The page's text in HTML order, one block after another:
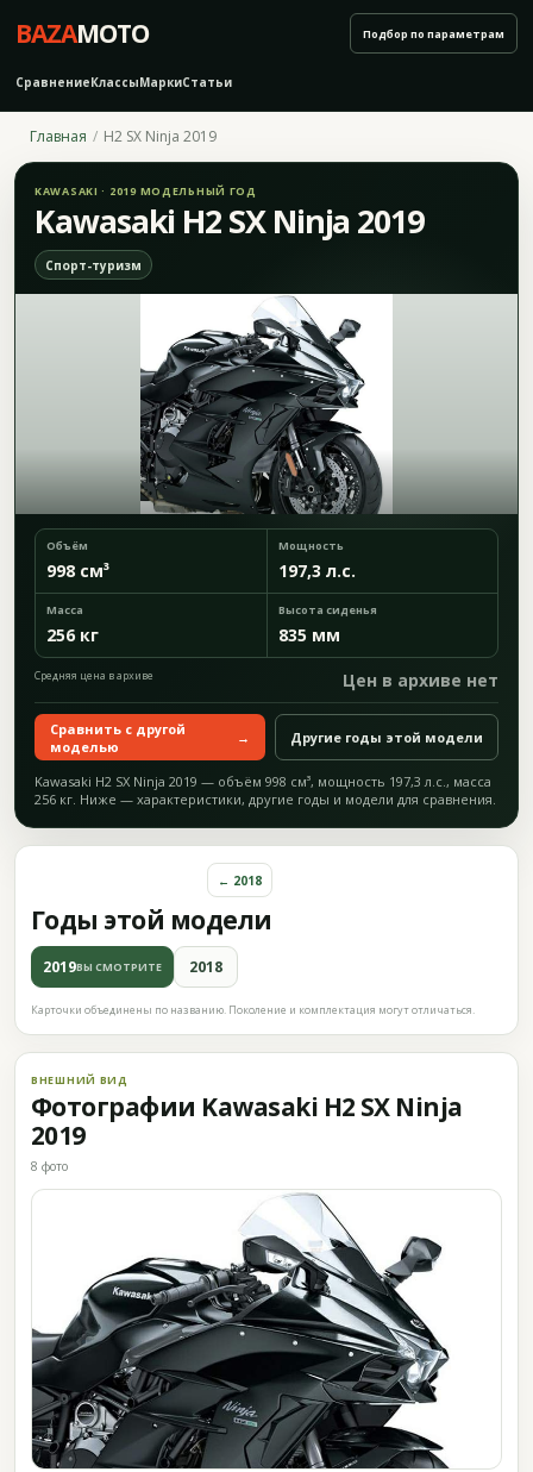
BAZAMOTO
СравнениеКлассыМаркиСтатьи
Подбор по параметрам
Главная H2 SX Ninja 2019
KAWASAKI · 2019 МОДЕЛЬНЫЙ ГОД
Kawasaki H2 SX Ninja 2019
Спорт-туризм
Объём
998 см³
Мощность
197,3 л.с.
Масса
256 кг
Высота сиденья
835 мм
Средняя цена в архиве Цен в архиве нет
Сравнить с другой
моделью
→ Другие годы этой модели
Kawasaki H2 SX Ninja 2019 — объём 998 см³, мощность 197,3 л.с., масса
256 кг. Ниже — характеристики, другие годы и модели для сравнения.
Годы этой модели
← 2018
2019ВЫ СМОТРИТЕ 2018
Карточки объединены по названию. Поколение и комплектация могут отличаться.
ВНЕШНИЙ ВИД
Фотографии Kawasaki H2 SX Ninja
2019
8 фото